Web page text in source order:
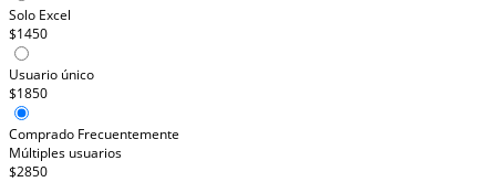
Solo Excel
$1450
Usuario único
$1850
Comprado Frecuentemente
Múltiples usuarios
$2850